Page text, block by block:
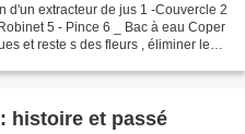
d'un extracteur de jus 1 -Couvercle 2
5 - Pince 6 _ Bac à eau Coper
et reste s des fleurs , éliminer les
histoire et passé